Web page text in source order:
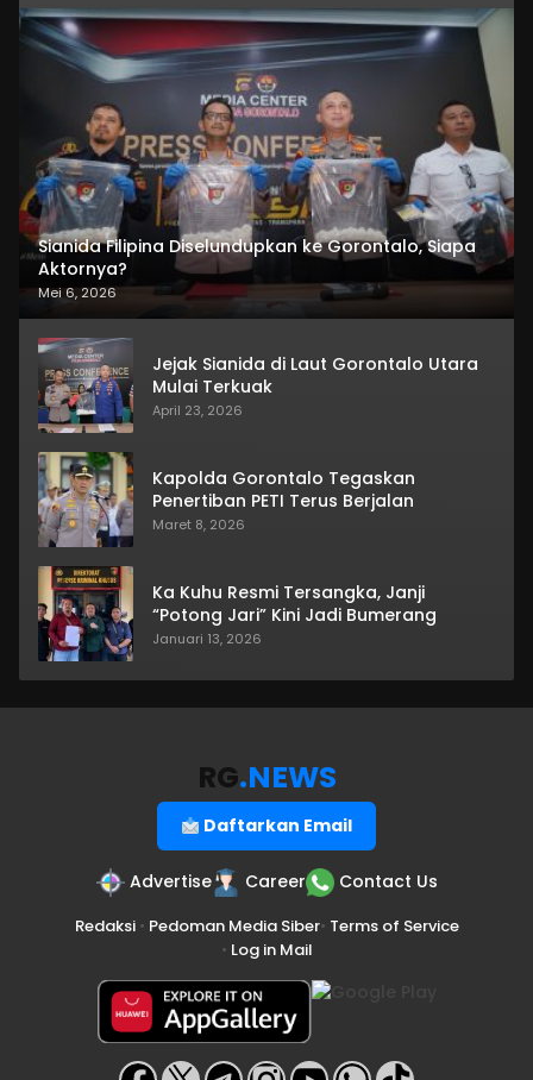
Sianida Filipina Diselundupkan ke Gorontalo, Siapa
Aktornya?
Mei 6, 2026
Jejak Sianida di Laut Gorontalo Utara
Mulai Terkuak
April 23, 2026
Kapolda Gorontalo Tegaskan
Penertiban PETI Terus Berjalan
Maret 8, 2026
Ka Kuhu Resmi Tersangka, Janji
“Potong Jari” Kini Jadi Bumerang
Januari 13, 2026
RG.NEWS
Daftarkan Email
Advertise Career Contact Us
Redaksi• Pedoman Media Siber• Terms of Service
• Log in Mail